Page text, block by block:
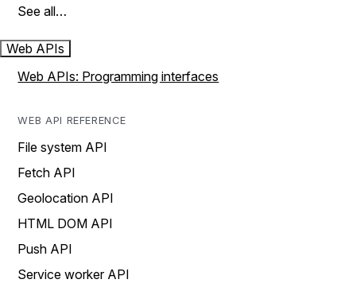
See all…
Web APIs
Web APIs: Programming interfaces
WEB API REFERENCE
File system API
Fetch API
Geolocation API
HTML DOM API
Push API
Service worker API